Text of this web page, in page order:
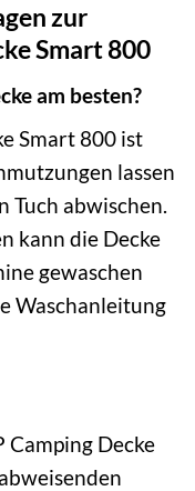
zur
Smart 800
am besten?
Smart 800 ist
lassen
Tuch abwischen.
kann die Decke
gewaschen
Waschanleitung
Decke